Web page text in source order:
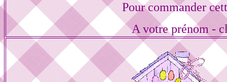
Pour commander
A votre prénom -